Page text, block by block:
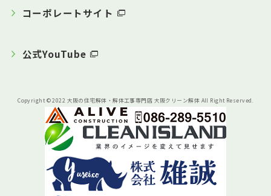
コーポレートサイト
公式YouTube
Copyright © 2022 大阪の住宅解体・解体工事専門店 大阪クリーン解体 All Right Reserved.